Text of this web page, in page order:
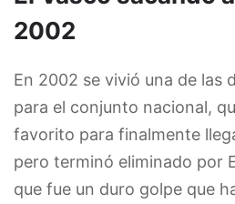
2002
En 2002 se vivió una de las
para el conjunto nacional,
favorito para finalmente
pero terminó eliminado por
que fue un duro golpe que